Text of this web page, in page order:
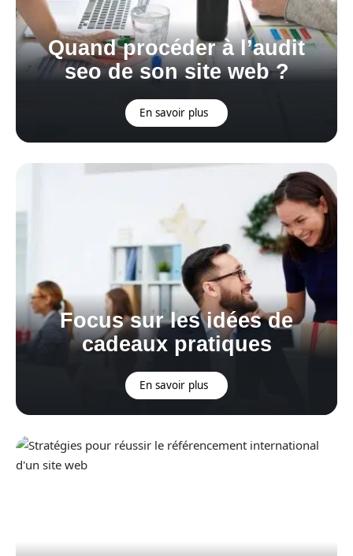
Quand procéder à l’audit
seo de son site web ?
En savoir plus
Focus sur les idées de
cadeaux pratiques
En savoir plus